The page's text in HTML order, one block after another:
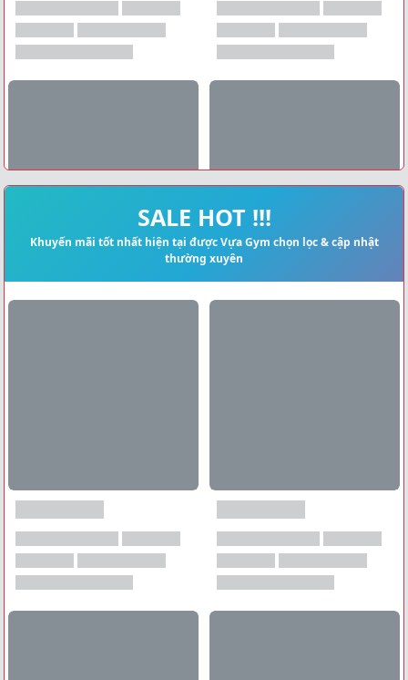
SALE HOT !!!
Khuyến mãi tốt nhất hiện tại được Vựa Gym chọn lọc & cập nhật
thường xuyên